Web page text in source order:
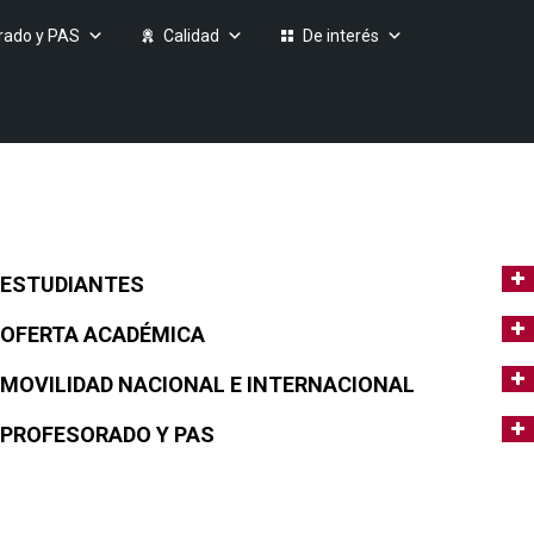
y PAS Calidad De interés
ESTUDIANTES
OFERTA ACADÉMICA
MOVILIDAD NACIONAL E INTERNACIONAL
PROFESORADO Y PAS